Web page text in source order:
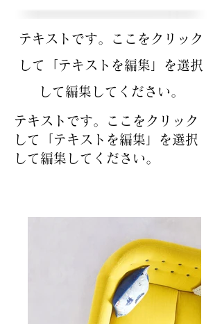
テキストです。ここをクリック
して「テキストを編集」を選択
して編集してください。
テキストです。ここをクリック
して「テキストを編集」を選択
して編集してください。